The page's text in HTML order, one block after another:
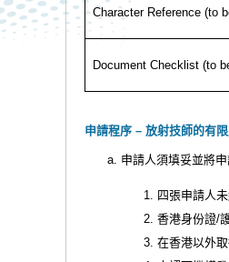
Character Reference (to
Document Checklist (to
申請程序 – 放射技師的有
申請人須填妥並將
四張申請人
香港身份證/
在香港以外